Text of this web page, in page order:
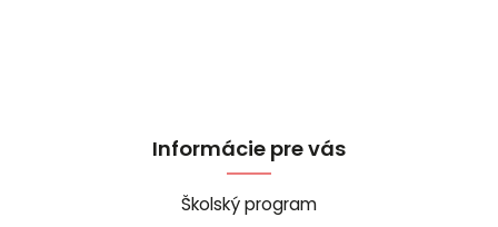
Informácie pre vás
Školský program